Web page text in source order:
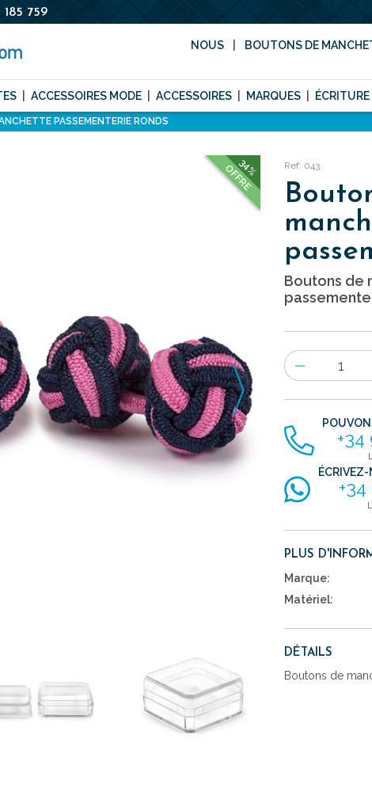
185 759
NOUS BOUTONS DE
ACCESSOIRES MODE ACCESSOIRES MARQUES
PASSEMENTERIE RONDS
34%
OFFRE Ref: 043
Boutons de
Nombre
d'items
+34
PLUS
Marque:
Matériel:
DÉTAILS
Boutons de